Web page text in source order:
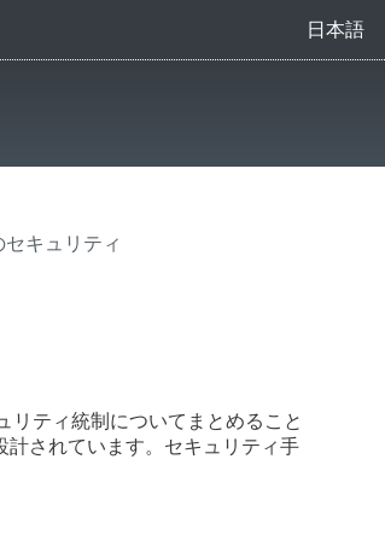
日本語
キュリティ
リティ統制についてまとめること
されています。セキュリティ手